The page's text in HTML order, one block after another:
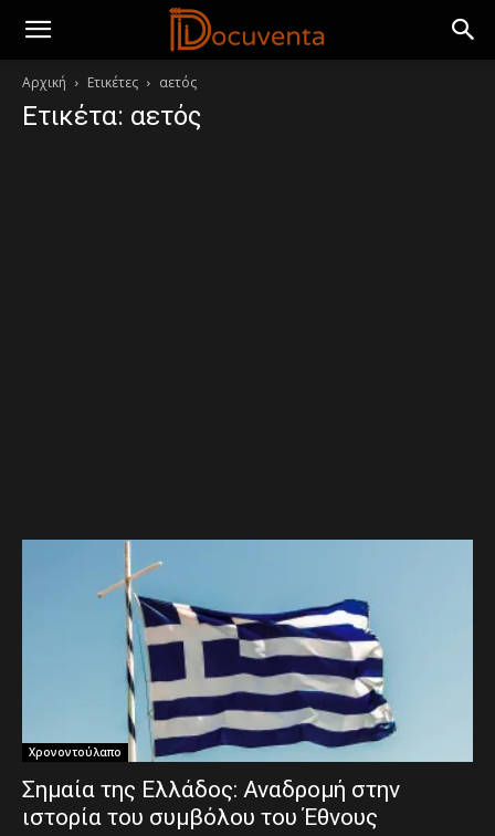
Αρχική Ετικέτες αετός
Ετικέτα: αετός
Χρονοντούλαπο
Σημαία της Ελλάδος: Αναδρομή στην
ιστορία του συμβόλου του Έθνους